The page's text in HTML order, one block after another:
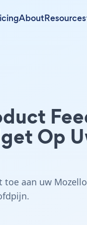
AboutResources
Op
toe aan uw Mozello